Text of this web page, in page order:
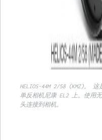
HELIOS-44M 2/58 (KMZ)。
单反相机尼康 EL2 上。使用
头连接到相机。